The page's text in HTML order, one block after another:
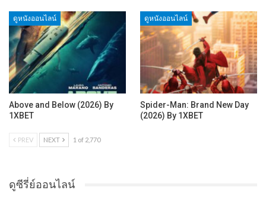
ดูหนังออนไลน์
Above and Below (2026) By
1XBET
ดูหนังออนไลน์
Spider-Man: Brand New Day
(2026) By 1XBET
PREV NEXT 1 of 2,770
ดูซีรี่ย์ออนไลน์